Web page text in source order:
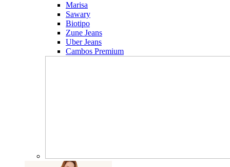
Marisa
Sawary
Biotipo
Zune Jeans
Uber Jeans
Cambos Premium